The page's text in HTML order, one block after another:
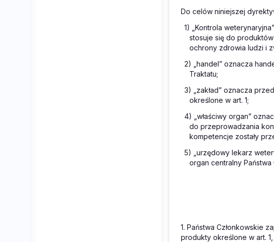
Do celów niniejszej
1) „Kontrola
stosuje się do
ochrony zdrowia ludzi i
2) „handel” oznacza
Traktatu;
3) „zakład” oznacza
określone w art. 1;
4) „właściwy organ”
do przeprowadzania
kompetencje zostały
5) „urzędowy lekarz
organ centralny Państwa
1. Państwa Członkowskie
produkty określone w art.